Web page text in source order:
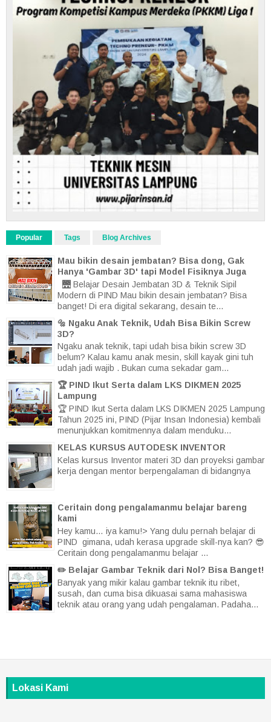
Popular Tags Blog Archives
Mau bikin desain jembatan? Bisa dong, Gak
Hanya 'Gambar 3D' tapi Model Fisiknya Juga
🌉 Belajar Desain Jembatan 3D & Teknik Sipil
Modern di PIND Mau bikin desain jembatan? Bisa
banget! Di era digital sekarang, desain te...
🔩 Ngaku Anak Teknik, Udah Bisa Bikin Screw
3D?
Ngaku anak teknik, tapi udah bisa bikin screw 3D
belum? Kalau kamu anak mesin, skill kayak gini tuh
udah jadi wajib . Bukan cuma sekadar gam...
🏆 PIND Ikut Serta dalam LKS DIKMEN 2025
Lampung
🏆 PIND Ikut Serta dalam LKS DIKMEN 2025 Lampung
Tahun 2025 ini, PIND (Pijar Insan Indonesia) kembali
menunjukkan komitmennya dalam menduku...
KELAS KURSUS AUTODESK INVENTOR
Kelas kursus Inventor materi 3D dan proyeksi gambar
kerja dengan mentor berpengalaman di bidangnya
Ceritain dong pengalamanmu belajar bareng
kami
Hey kamu… iya kamu!> Yang dulu pernah belajar di
PIND gimana, udah kerasa upgrade skill-nya kan? 😎
Ceritain dong pengalamanmu belajar ...
✏️ Belajar Gambar Teknik dari Nol? Bisa Banget!
Banyak yang mikir kalau gambar teknik itu ribet,
susah, dan cuma bisa dikuasai sama mahasiswa
teknik atau orang yang udah pengalaman. Padaha...
Lokasi Kami